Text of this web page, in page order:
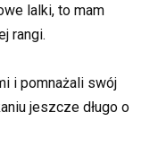
lalki, to mam
rangi.
i pomnażali swój
jeszcze długo o